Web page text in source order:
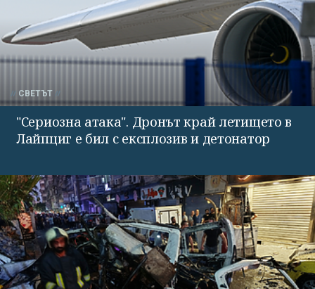
СВЕТЪТ
"Сериозна атака". Дронът край летището в
Лайпциг е бил с експлозив и детонатор